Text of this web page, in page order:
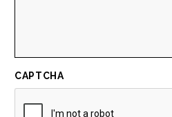
CAPTCHA